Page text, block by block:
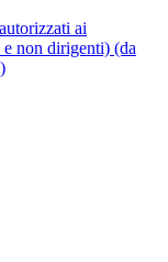
ai
non dirigenti) (da